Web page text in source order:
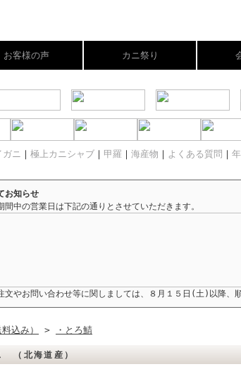
お客様の声 カニ祭り
ガニ ｜ 極上カニシャブ ｜ 甲羅 ｜ 海産物 ｜ よくある質問 ｜
お知らせ
中の営業日は下記の通りとさせていただきます。
文やお問い合わせ等に関しましては、８月１５日(土)以降、
込み） > ・とろ鯖
（北海道産）